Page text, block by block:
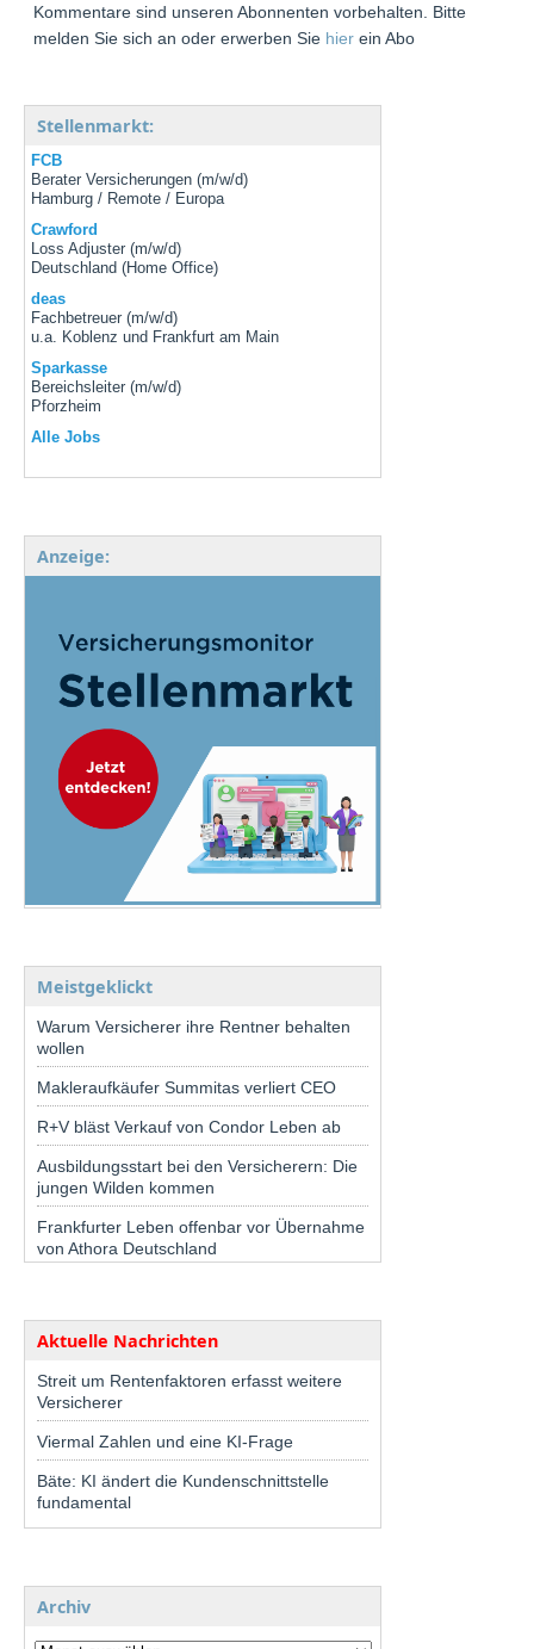
Kommentare sind unseren Abonnenten vorbehalten. Bitte
melden Sie sich an oder erwerben Sie hier ein Abo
Stellenmarkt:
FCB
Berater Versicherungen (m/w/d)
Hamburg / Remote / Europa
Crawford
Loss Adjuster (m/w/d)
Deutschland (Home Office)
deas
Fachbetreuer (m/w/d)
u.a. Koblenz und Frankfurt am Main
Sparkasse
Bereichsleiter (m/w/d)
Pforzheim
Alle Jobs
Anzeige:
Meistgeklickt
Warum Versicherer ihre Rentner behalten
wollen
Makleraufkäufer Summitas verliert CEO
R+V bläst Verkauf von Condor Leben ab
Ausbildungsstart bei den Versicherern: Die
jungen Wilden kommen
Frankfurter Leben offenbar vor Übernahme
von Athora Deutschland
Aktuelle Nachrichten
Streit um Rentenfaktoren erfasst weitere
Versicherer
Viermal Zahlen und eine KI-Frage
Bäte: KI ändert die Kundenschnittstelle
fundamental
Archiv